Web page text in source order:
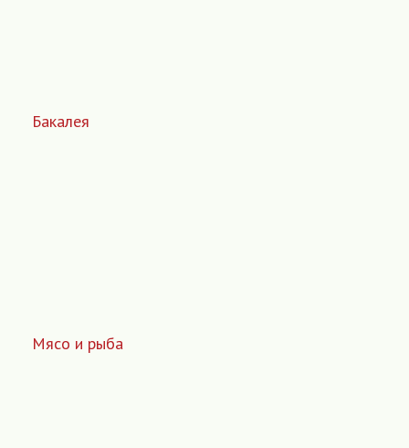
Бакалея
Мясо и рыба